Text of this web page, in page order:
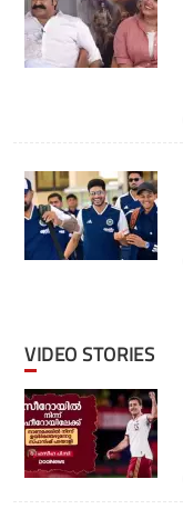
VIDEO STORIES